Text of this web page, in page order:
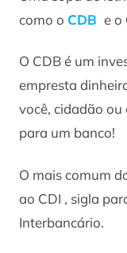
como o CDB e o
O CDB é um
empresta
você, cidadão
para um banco!
O mais comum
ao CDI , sigla
Interbancário.